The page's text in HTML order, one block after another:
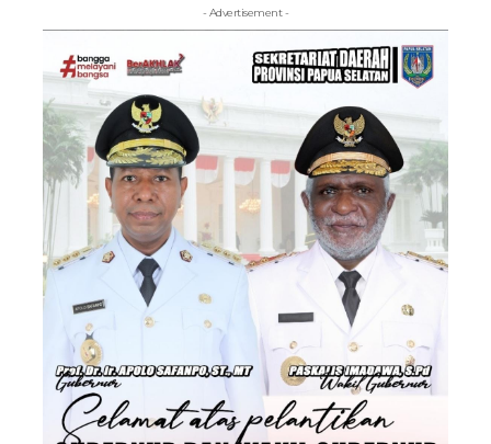
- Advertisement -